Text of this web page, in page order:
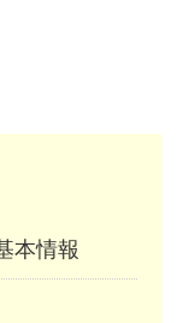
本情報